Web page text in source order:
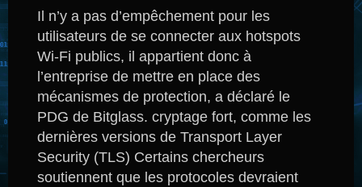
Il n’y a pas d’empêchement pour les
utilisateurs de se connecter aux hotspots
Wi-Fi publics, il appartient donc à
l’entreprise de mettre en place des
mécanismes de protection, a déclaré le
PDG de Bitglass. cryptage fort, comme les
dernières versions de Transport Layer
Security (TLS) Certains chercheurs
soutiennent que les protocoles devraient